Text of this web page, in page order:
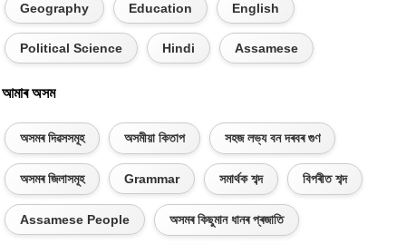
Geography Education English
Political Science Hindi Assamese
আমাৰ অসম
অসমৰ দিৱসসমূহ অসমীয়া কিতাপ সহজ লভ্য বন দৰবৰ গুণ
অসমৰ জিলাসমূহ Grammar সমাৰ্থক শব্দ বিপৰীত শব্দ
Assamese People অসমৰ কিছুমান ধানৰ প্ৰজাতি